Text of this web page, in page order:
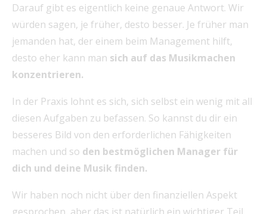
Darauf gibt es eigentlich keine genaue Antwort. Wir
würden sagen, je früher, desto besser. Je früher man
jemanden hat, der einem beim Management hilft,
desto eher kann man sich auf das Musikmachen
konzentrieren.
In der Praxis lohnt es sich, sich selbst ein wenig mit all
diesen Aufgaben zu befassen. So kannst du dir ein
besseres Bild von den erforderlichen Fähigkeiten
machen und so den bestmöglichen Manager für
dich und deine Musik finden.
Wir haben noch nicht über den finanziellen Aspekt